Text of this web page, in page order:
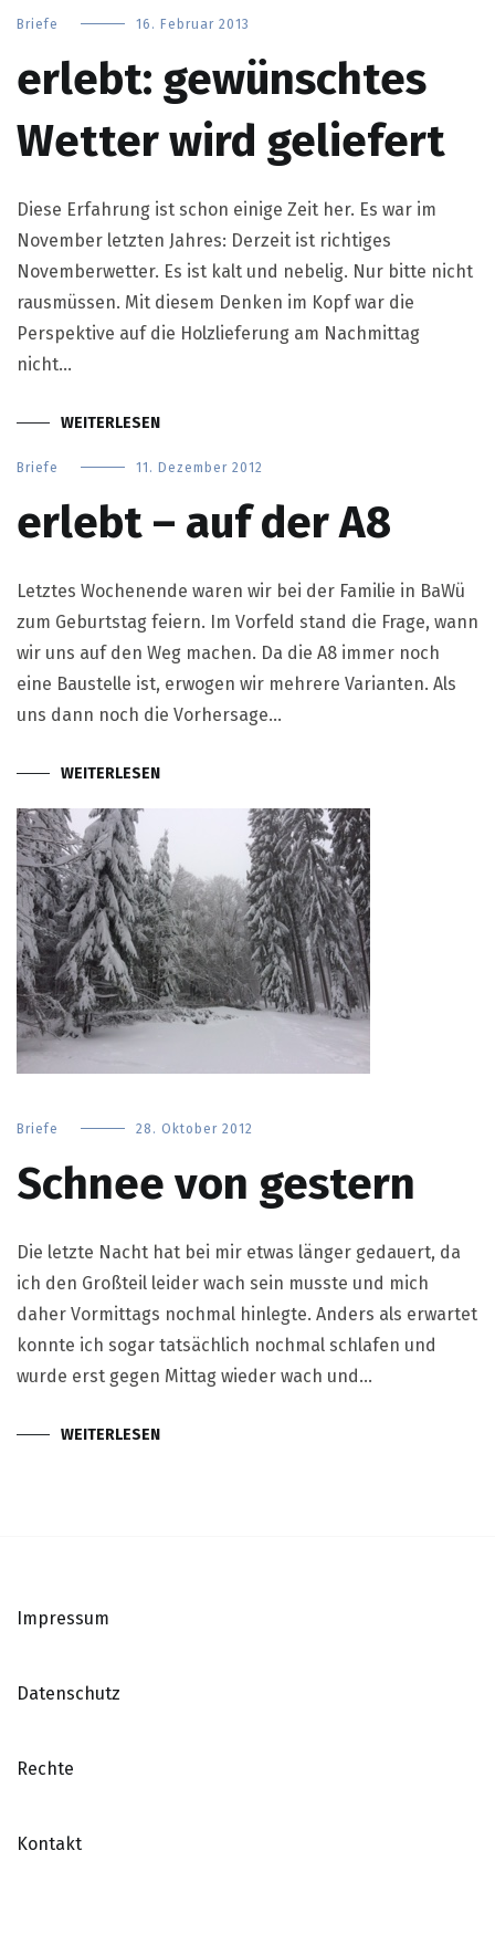
Briefe 16. Februar 2013
erlebt: gewünschtes
Wetter wird geliefert
Diese Erfahrung ist schon einige Zeit her. Es war im
November letzten Jahres: Derzeit ist richtiges
Novemberwetter. Es ist kalt und nebelig. Nur bitte nicht
rausmüssen. Mit diesem Denken im Kopf war die
Perspektive auf die Holzlieferung am Nachmittag
nicht…
WEITERLESEN
Briefe 11. Dezember 2012
erlebt – auf der A8
Letztes Wochenende waren wir bei der Familie in BaWü
zum Geburtstag feiern. Im Vorfeld stand die Frage, wann
wir uns auf den Weg machen. Da die A8 immer noch
eine Baustelle ist, erwogen wir mehrere Varianten. Als
uns dann noch die Vorhersage…
WEITERLESEN
Briefe 28. Oktober 2012
Schnee von gestern
Die letzte Nacht hat bei mir etwas länger gedauert, da
ich den Großteil leider wach sein musste und mich
daher Vormittags nochmal hinlegte. Anders als erwartet
konnte ich sogar tatsächlich nochmal schlafen und
wurde erst gegen Mittag wieder wach und…
WEITERLESEN
Impressum
Datenschutz
Rechte
Kontakt